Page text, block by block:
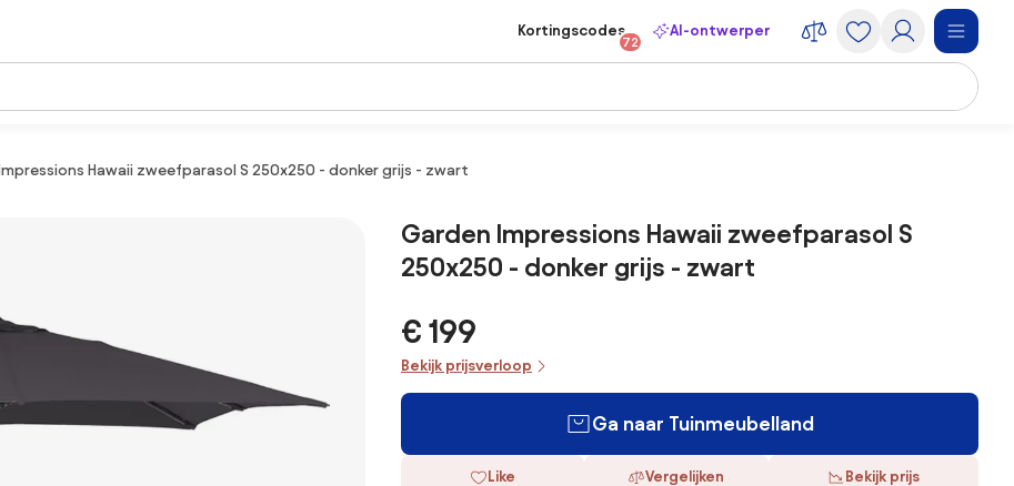
Kortingscodes
72
AI-ontwerper
Hawaii zweefparasol S 250x250 - donker grijs - zwart
Garden Impressions Hawaii zweefparasol S
250x250 - donker grijs - zwart
€ 199
Bekijk prijsverloop
Ga naar Tuinmeubelland
Like Vergelijken Bekijk prijs